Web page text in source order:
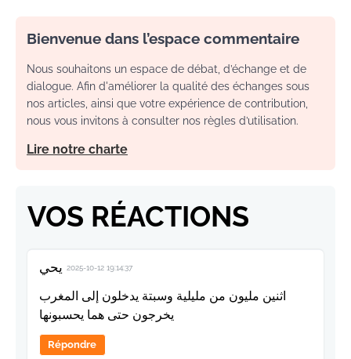
Bienvenue dans l’espace commentaire
Nous souhaitons un espace de débat, d’échange et de
dialogue. Afin d'améliorer la qualité des échanges sous
nos articles, ainsi que votre expérience de contribution,
nous vous invitons à consulter nos règles d’utilisation.
Lire notre charte
VOS RÉACTIONS
يحي 2025-10-12 19:14:37
اثنين مليون من مليلية وسبتة يدخلون إلى المغرب
يخرجون حتى هما يحسبونها
Répondre